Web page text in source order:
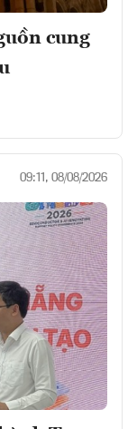
cung
09:11, 08/08/2026